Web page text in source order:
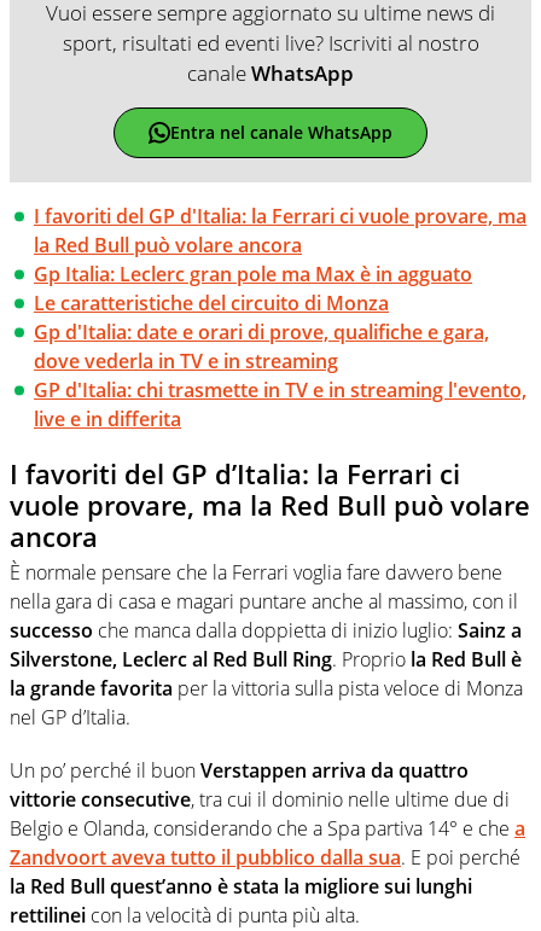
Vuoi essere sempre aggiornato su ultime news di
sport, risultati ed eventi live? Iscriviti al nostro
canaleWhatsApp
Entra nel canale WhatsApp
I favoriti del GP d'Italia: la Ferrari ci vuole provare, ma
la Red Bull può volare ancora
Gp Italia: Leclerc gran pole ma Max è in agguato
Le caratteristiche del circuito di Monza
Gp d'Italia: date e orari di prove, qualifiche e gara,
dove vederla in TV e in streaming
GP d'Italia: chi trasmette in TV e in streaming l'evento,
live e in differita
I favoriti del GP d’Italia: la Ferrari ci
vuole provare, ma la Red Bull può volare
ancora
È normale pensare che la Ferrari voglia fare davvero bene
nella gara di casa e magari puntare anche al massimo, con il
successo che manca dalla doppietta di inizio luglio: Sainz a
Silverstone, Leclerc al Red Bull Ring. Proprio la Red Bull è
la grande favorita per la vittoria sulla pista veloce di Monza
nel GP d’Italia.
Un po’ perché il buonVerstappen arriva da quattro
vittorie consecutive, tra cui il dominio nelle ultime due di
Belgio e Olanda, considerando che a Spa partiva 14° e che a
Zandvoort aveva tutto il pubblico dalla sua. E poi perché
la Red Bull quest’anno è stata la migliore sui lunghi
rettilinei con la velocità di punta più alta.